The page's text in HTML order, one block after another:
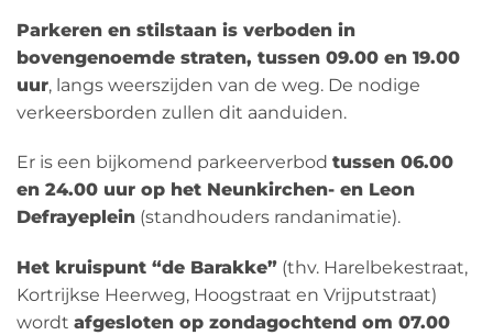
Parkeren en stilstaan is verboden in
bovengenoemde straten, tussen 09.00 en 19.00
uur, langs weerszijden van de weg. De nodige
verkeersborden zullen dit aanduiden.
Er is een bijkomend parkeerverbod tussen 06.00
en 24.00 uur op het Neunkirchen- en Leon
Defrayeplein (standhouders randanimatie).
Het kruispunt “de Barakke” (thv. Harelbekestraat,
Kortrijkse Heerweg, Hoogstraat en Vrijputstraat)
wordt afgesloten op zondagochtend om 07.00